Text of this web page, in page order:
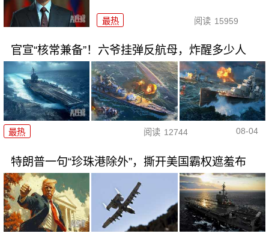
最热 阅读 15959
官宣“核常兼备”！六爷挂弹反航母，炸醒多少人
最热 阅读 12744 08-04
特朗普一句“珍珠港除外”，撕开美国霸权遮羞布